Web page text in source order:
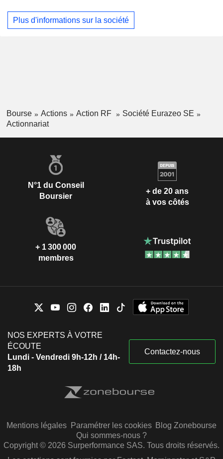
que sa structure financière solide lui permettent de s'inscrire
dans la durée. Eurazeo SE dispose de bureaux à Paris,
Plus d'informations sur la société
Bourse Actions Action RF
Société Eurazeo SE
Actionnariat
N°1 du Conseil
Boursier
+ de 20 ans
à vos côtés
+ 1 300 000
membres
NOS EXPERTS À VOTRE
ÉCOUTE
Lundi - Vendredi 9h-12h / 14h-
18h
Contactez-nous
Mentions légales Paramétrer les cookies Blog Zonebourse
Qui sommes-nous ?
Copyright © 2026 Surperformance SAS. Tous droits réservés.